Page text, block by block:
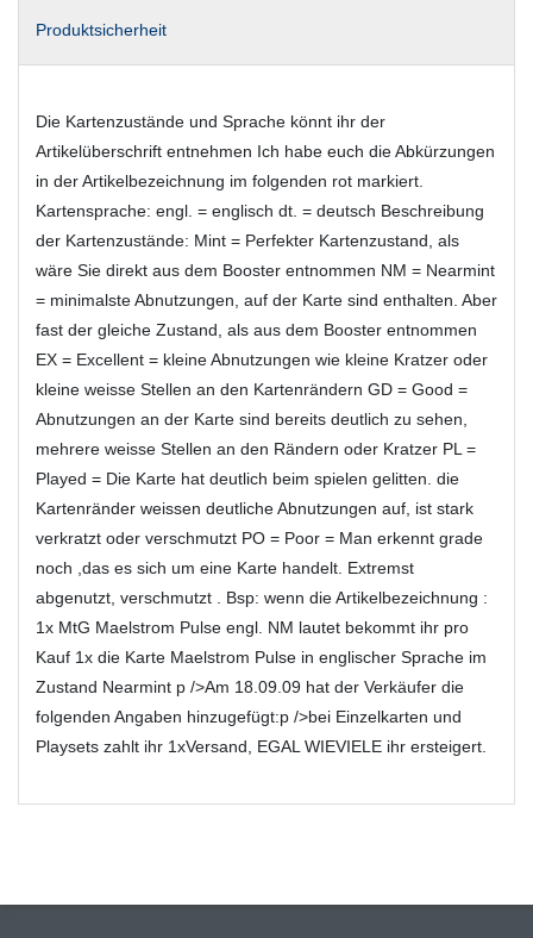
Produktsicherheit
Die Kartenzustände und Sprache könnt ihr der
Artikelüberschrift entnehmen Ich habe euch die Abkürzungen
in der Artikelbezeichnung im folgenden rot markiert.
Kartensprache: engl. = englisch dt. = deutsch Beschreibung
der Kartenzustände: Mint = Perfekter Kartenzustand, als
wäre Sie direkt aus dem Booster entnommen NM = Nearmint
= minimalste Abnutzungen, auf der Karte sind enthalten. Aber
fast der gleiche Zustand, als aus dem Booster entnommen
EX = Excellent = kleine Abnutzungen wie kleine Kratzer oder
kleine weisse Stellen an den Kartenrändern GD = Good =
Abnutzungen an der Karte sind bereits deutlich zu sehen,
mehrere weisse Stellen an den Rändern oder Kratzer PL =
Played = Die Karte hat deutlich beim spielen gelitten. die
Kartenränder weissen deutliche Abnutzungen auf, ist stark
verkratzt oder verschmutzt PO = Poor = Man erkennt grade
noch ,das es sich um eine Karte handelt. Extremst
abgenutzt, verschmutzt . Bsp: wenn die Artikelbezeichnung :
1x MtG Maelstrom Pulse engl. NM lautet bekommt ihr pro
Kauf 1x die Karte Maelstrom Pulse in englischer Sprache im
Zustand Nearmint p />Am 18.09.09 hat der Verkäufer die
folgenden Angaben hinzugefügt:p />bei Einzelkarten und
Playsets zahlt ihr 1xVersand, EGAL WIEVIELE ihr ersteigert.